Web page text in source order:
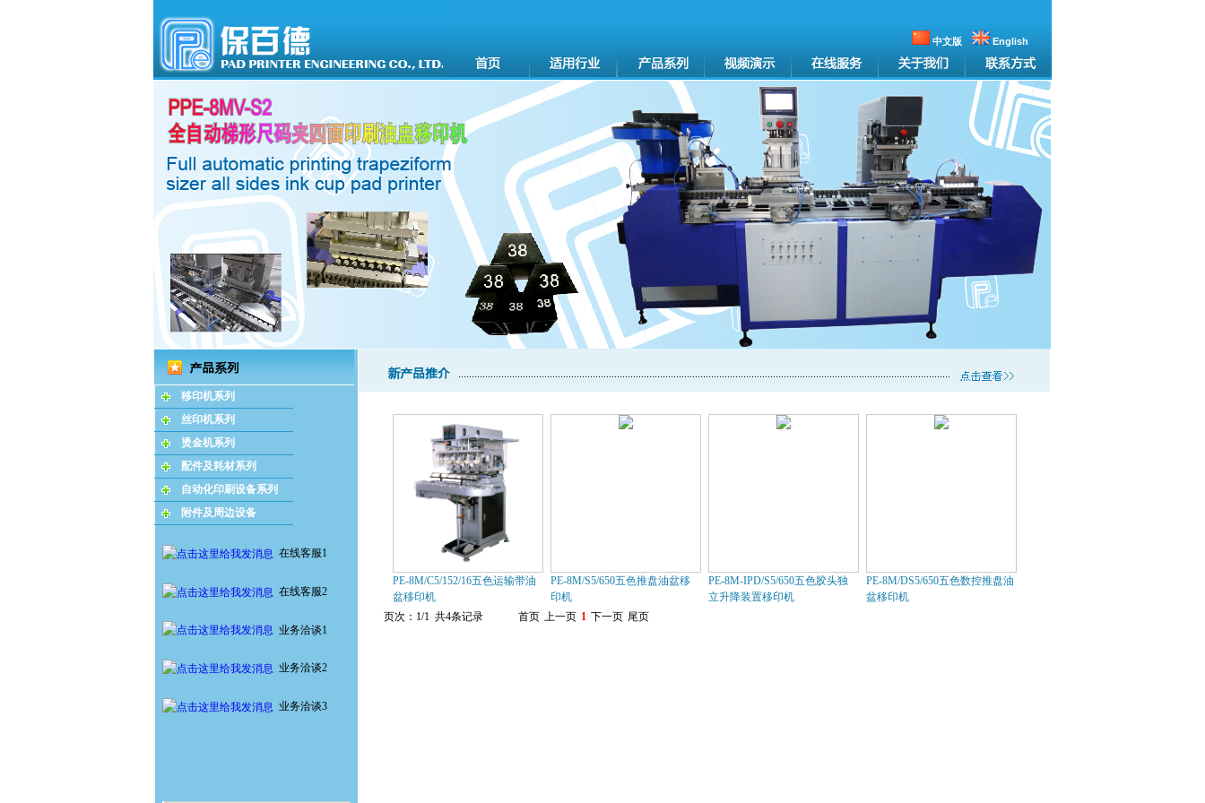
中文版 English
移印机系列
丝印机系列
烫金机系列
配件及耗材系列
自动化印刷设备系列
附件及周边设备
在线客服1
在线客服2
业务洽谈1
业务洽谈2
业务洽谈3
PE-8M/C5/152/16五色运输带油
盆移印机
PE-8M/S5/650五色推盘油盆移
印机
PE-8M-IPD/S5/650五色胶头独
立升降装置移印机
PE-8M/DS5/650五色数控推盘油
盆移印机
页次：1/1 共4条记录
首页 上一页 1 下一页 尾页